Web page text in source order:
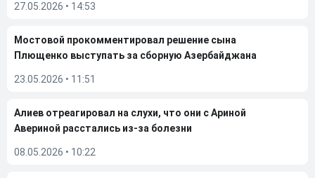
27.05.2026 • 14:53
Мостовой прокомментировал решение сына
Плющенко выступать за сборную Азербайджана
23.05.2026 • 11:51
Алиев отреагировал на слухи, что они с Ариной
Авериной расстались из-за болезни
08.05.2026 • 10:22